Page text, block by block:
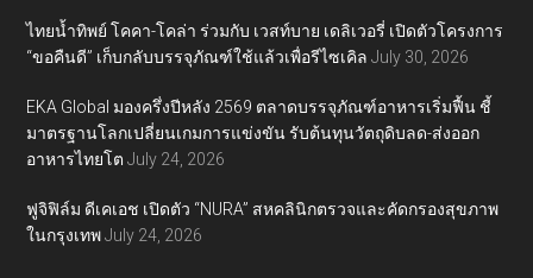
ไทยน้ำทิพย์ โคคา-โคล่า ร่วมกับ เวสท์บาย เดลิเวอรี่ เปิดตัวโครงการ
“ขอคืนดี” เก็บกลับบรรจุภัณฑ์ใช้แล้วเพื่อรีไซเคิล July 30, 2026
EKA Global มองครึ่งปีหลัง 2569 ตลาดบรรจุภัณฑ์อาหารเริ่มฟื้น ชี้
มาตรฐานโลกเปลี่ยนเกมการแข่งขัน รับต้นทุนวัตถุดิบลด-ส่งออก
อาหารไทยโต July 24, 2026
ฟูจิฟิล์ม ดีเคเอช เปิดตัว “NURA” สหคลินิกตรวจและคัดกรองสุขภาพ
ในกรุงเทพ July 24, 2026